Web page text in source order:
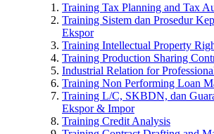
Training Tax Planning and Tax
Training Sistem dan Prosedur
Ekspor
Training Intellectual Property
Training Production Sharing
Industrial Relation for
Training Non Performing Loan
Training L/C, SKBDN, dan
Ekspor & Impor
Training Credit Analysis